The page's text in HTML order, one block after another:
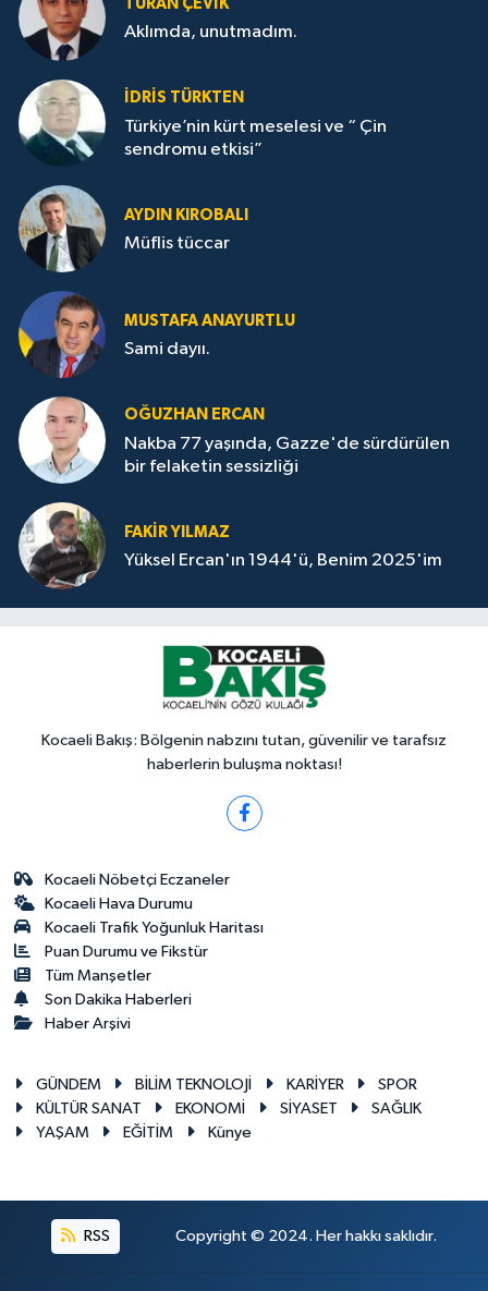
TURAN ÇEVİK
Aklımda, unutmadım.
İDRİS TÜRKTEN
Türkiye’nin kürt meselesi ve “ Çin
sendromu etkisi”
AYDIN KIROBALI
Müflis tüccar
MUSTAFA ANAYURTLU
Sami dayıı.
OĞUZHAN ERCAN
Nakba 77 yaşında, Gazze'de sürdürülen
bir felaketin sessizliği
FAKİR YILMAZ
Yüksel Ercan'ın 1944'ü, Benim 2025'im
Kocaeli Bakış: Bölgenin nabzını tutan, güvenilir ve tarafsız
haberlerin buluşma noktası!
Kocaeli Nöbetçi Eczaneler
Kocaeli Hava Durumu
Kocaeli Trafik Yoğunluk Haritası
Puan Durumu ve Fikstür
Tüm Manşetler
Son Dakika Haberleri
Haber Arşivi
GÜNDEM BİLİM TEKNOLOJİ KARİYER
SPOR
KÜLTÜR SANAT
EKONOMİ SİYASET
SAĞLIK
YAŞAM
EĞİTİM Künye
RSS Copyright © 2024. Her hakkı saklıdır.